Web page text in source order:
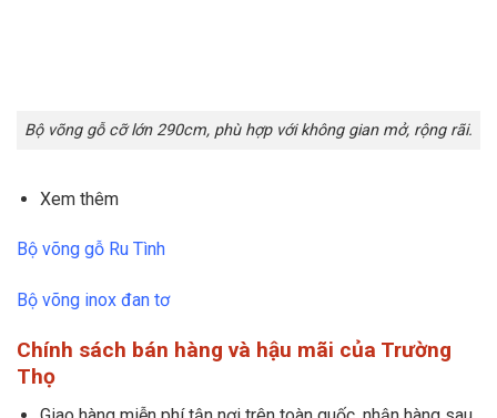
Bộ võng gỗ cỡ lớn 290cm, phù hợp với không gian mở, rộng rãi.
Xem thêm
Bộ võng gỗ Ru Tình
Bộ võng inox đan tơ
Chính sách bán hàng và hậu mãi của Trường
Thọ